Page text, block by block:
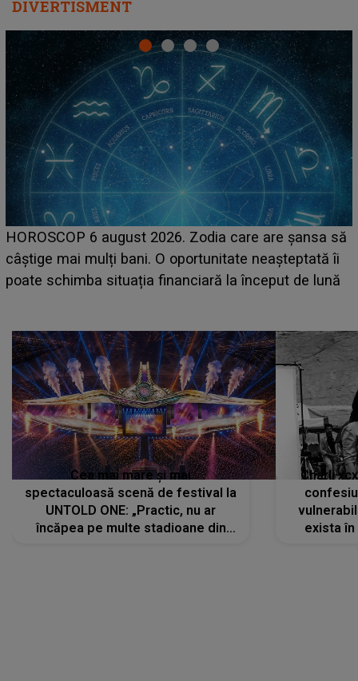
DIVERTISMENT
LINE-UP UNTOLD ONE, prima zi. Cine sunt artiștii
care deschid festivalul și de la ce ore au loc cele mai
așteptate concerte pe scena principală?
Cea mai mare și mai
spectaculoasă scenă de festival la
UNTOLD ONE: „Practic, nu ar
încăpea pe multe stadioane din
Charli
exista